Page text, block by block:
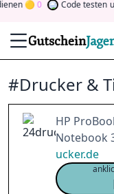
0 Code testen und
#Drucker &
HP
Notebook
ucker.de